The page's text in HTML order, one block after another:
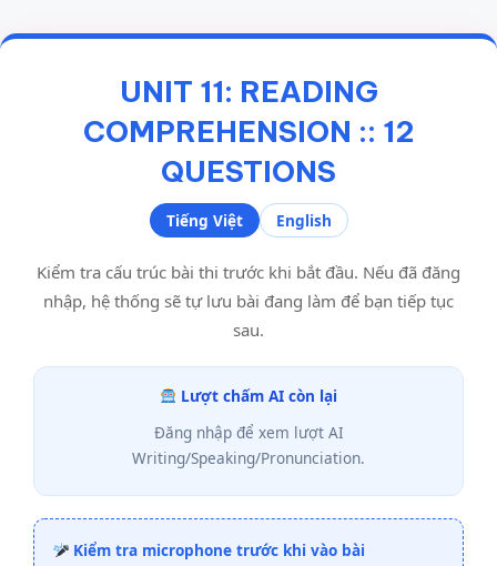
UNIT 11: READING
COMPREHENSION :: 12
QUESTIONS
Tiếng Việt English
Kiểm tra cấu trúc bài thi trước khi bắt đầu. Nếu đã đăng
nhập, hệ thống sẽ tự lưu bài đang làm để bạn tiếp tục
sau.
Lượt chấm AI còn lại
Đăng nhập để xem lượt AI
Writing/Speaking/Pronunciation.
Kiểm tra microphone trước khi vào bài